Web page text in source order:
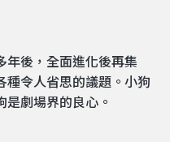
年後，全面進化後再集
種令人省思的議題。小狗
是劇場界的良心。